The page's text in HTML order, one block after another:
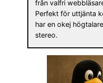
från valfri
Perfekt för uttjänta
har en okej
stereo.